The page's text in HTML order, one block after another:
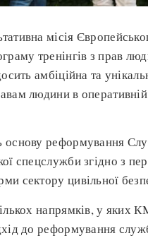
місія
тренінгів з прав
амбіційна та
людини в
реформування
спецслужби згідно з
сектору цивільної
напрямків, у
до реформування